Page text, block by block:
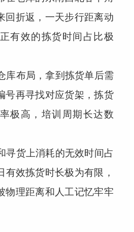
回折返，一天步行距离动
有效的拣货时间占比极
库布局，拿到拣货单后需
号再寻找对应货架，拣货
极高，培训周期长达数
寻货上消耗的无效时间占
效拣货时长极为有限，
物理距离和人工记忆牢牢